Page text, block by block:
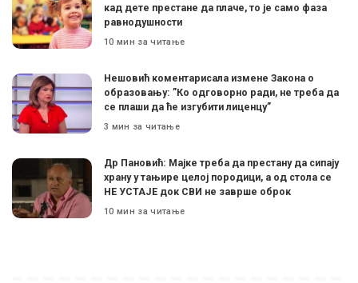
кад дете престане да плаче, то је само фаза
равнодушности
10 мин за читање
Нешовић коментарисала измене Закона о
образовању: ”Ко одговорно ради, не треба да
се плаши да ће изгубити лиценцу”
3 мин за читање
Др Пановић: Мајке треба да престану да сипају
храну у тањире целој породици, а од стола се
НЕ УСТАЈЕ док СВИ не заврше оброк
10 мин за читање